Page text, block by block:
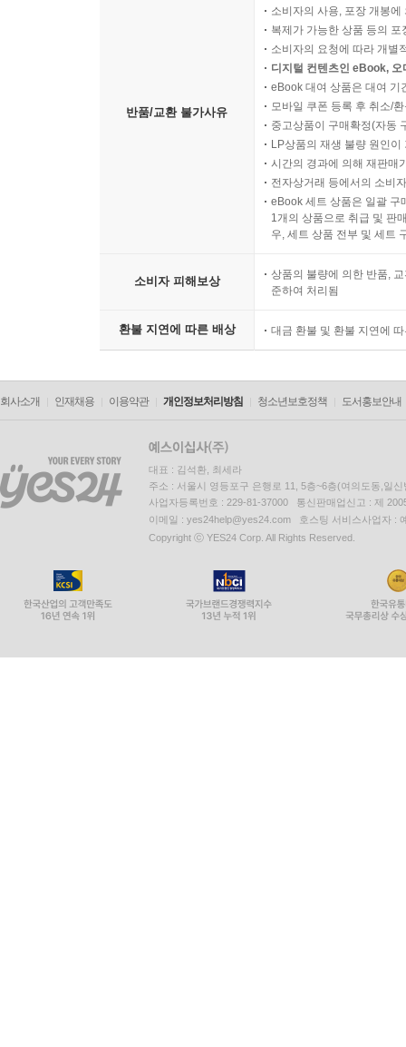
반품/교환 불가사유
소비자의 사용, 포장 개봉
복제가 가능한 상품 등의
소비자의 요청에 따라 개별
디지털 컨텐츠인 eBook,
eBook 대여 상품은 대여 기
모바일 쿠폰 등록 후 취소/
중고상품이 구매확정(자동
LP상품의 재생 불량 원인
시간의 경과에 의해 재판매
전자상거래 등에서의 소비
eBook 세트 상품은 일괄 구
1개의 상품으로 취급 및 판
우, 세트 상품 전부 및 세트
소비자 피해보상
상품의 불량에 의한 반품,
준하여 처리됨
환불 지연에 따른 배상 대금 환불 및 환불 지연에
회사소개 인재채용 이용약관 개인정보처리방침 청소년보호정책 도서홍보안내
대표 : 김석환, 최세라
주소 : 서울시 영등포구 은행로 11, 5층~6층(여의도동,일신
사업자등록번호 : 229-81-37000 통신판매업신고 : 제
이메일 : yes24help@yes24.com 호스팅 서비스사업자 :
Copyright ⓒ YES24 Corp. All Rights Reserved.